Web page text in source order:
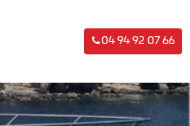
04 94 92 07 66